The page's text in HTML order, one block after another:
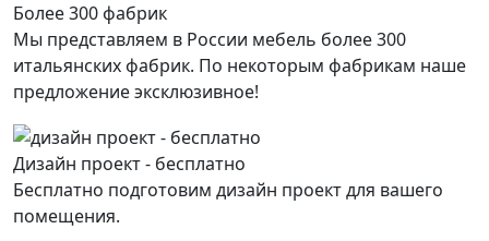
Более 300 фабрик
Мы представляем в России мебель более 300
итальянских фабрик. По некоторым фабрикам наше
предложение эксклюзивное!
Дизайн проект - бесплатно
Бесплатно подготовим дизайн проект для вашего
помещения.